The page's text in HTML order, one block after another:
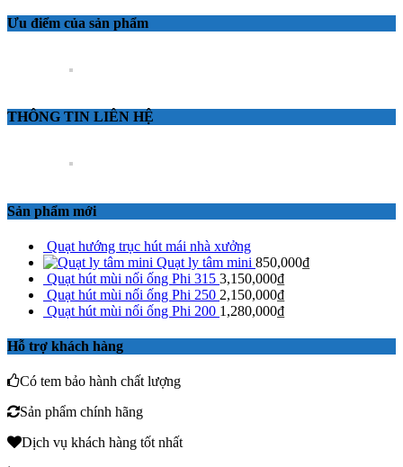
Ưu điểm của sản phẩm
THÔNG TIN LIÊN HỆ
Sản phẩm mới
Quạt hướng trục hút mái nhà xưởng
Quạt ly tâm mini 850,000₫
Quạt hút mùi nối ống Phi 315 3,150,000₫
Quạt hút mùi nối ống Phi 250 2,150,000₫
Quạt hút mùi nối ống Phi 200 1,280,000₫
Hỗ trợ khách hàng
Có tem bảo hành chất lượng
Sản phẩm chính hãng
Dịch vụ khách hàng tốt nhất